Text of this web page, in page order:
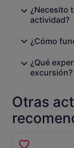
¿Necesito
actividad?
¿Cómo
¿Qué
excursión?
Otras